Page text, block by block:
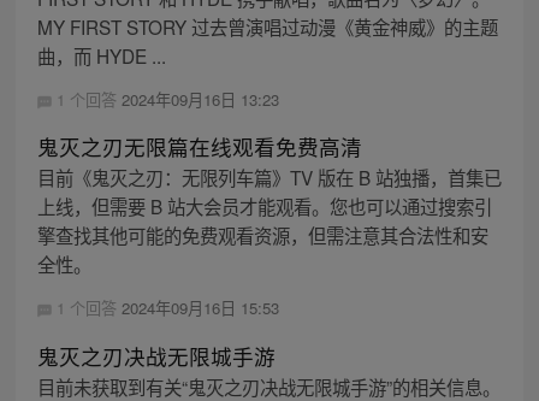
MY FIRST STORY 过去曾演唱过动漫《黄金神威》的主题
曲，而 HYDE ...
1 个回答 2024年09月16日 13:23
鬼灭之刃无限篇在线观看免费高清
目前《鬼灭之刃：无限列车篇》TV 版在 B 站独播，首集已
上线，但需要 B 站大会员才能观看。您也可以通过搜索引
擎查找其他可能的免费观看资源，但需注意其合法性和安
全性。
1 个回答 2024年09月16日 15:53
鬼灭之刃决战无限城手游
目前未获取到有关“鬼灭之刃决战无限城手游”的相关信息。